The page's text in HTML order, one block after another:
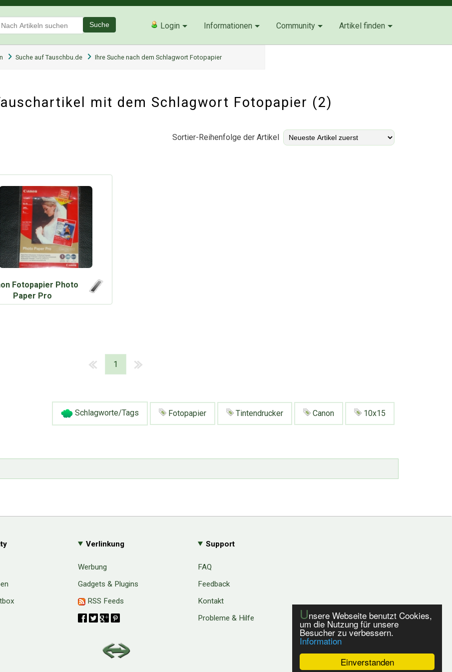
Einverstanden
Unsere Webseite benutzt Cookies,
um die Nutzung für unsere
Besucher zu verbessern.
Information
Suche Login Informationen Community Artikel finden
Suche auf Tauschbu.de Ihre Suche nach dem Schlagwort Fotopapier
mit dem Schlagwort Fotopapier (2)
Sortier-Reihenfolge der Artikel
Fotopapier Photo
Paper Pro
1
Schlagworte/Tags Fotopapier Tintendrucker Canon 10x15
Verlinkung
Werbung
Gadgets & Plugins
RSS Feeds
Support
FAQ
Feedback
Kontakt
Probleme & Hilfe